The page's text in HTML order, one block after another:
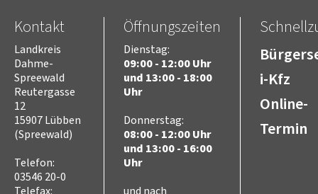
Karriere
Kreistag
Vorsitz des Kreistages
Rats- und
Videoaufzeichnungen
Kreistag
Themen
Kontakt
Landkreis
Dahme-
Spreewald
Reutergasse
12
15907 Lübben
(Spreewald)
Telefon:
03546 20-0
Öffnungszeiten
Dienstag:
09:00 - 12:00 Uhr
und 13:00 - 18:00
Uhr
Donnerstag:
08:00 - 12:00 Uhr
und 13:00 - 16:00
Uhr
i-Kfz
Online-
Termin